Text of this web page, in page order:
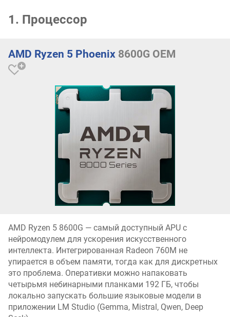
1. Процессор
AMD Ryzen 5 Phoenix 8600G OEM
AMD Ryzen 5 8600G — самый доступный APU с
нейромодулем для ускорения искусственного
интеллекта. Интегрированная Radeon 760M не
упирается в объем памяти, тогда как для дискретных
это проблема. Оперативки можно напаковать
четырьмя небинарными планками 192 ГБ, чтобы
локально запускать большие языковые модели в
приложении LM Studio (Gemma, Mistral, Qwen, Deep